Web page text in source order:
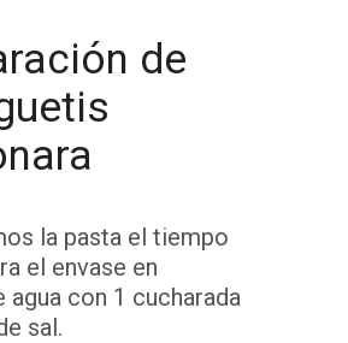
de
la pasta el tiempo
el envase en
agua con 1 cucharada
sal.